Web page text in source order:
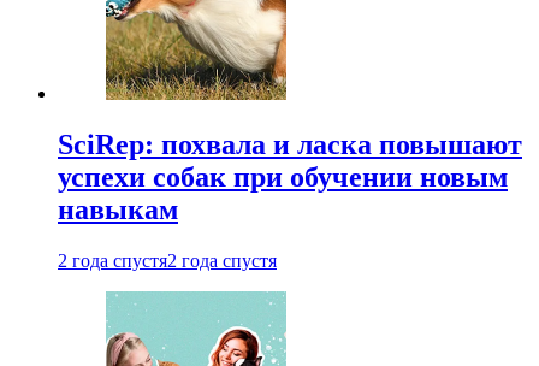
SciRep: похвала и ласка повышают
успехи собак при обучении новым
навыкам
2 года спустя2 года спустя